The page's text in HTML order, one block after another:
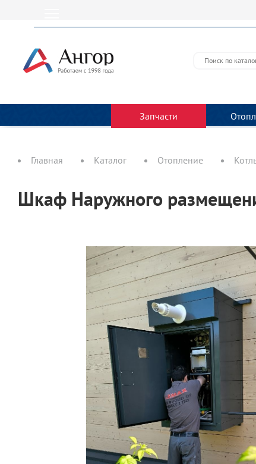
Запчасти
Главная Каталог Отопление
Шкаф Наружного